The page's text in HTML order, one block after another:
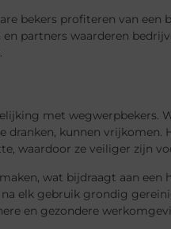
bekers profiteren van een
partners waarderen
met wegwerpbekers.
kunnen vrijkomen.
waardoor ze veiliger zijn
wat bijdraagt aan een
elk gebruik grondig
en gezondere